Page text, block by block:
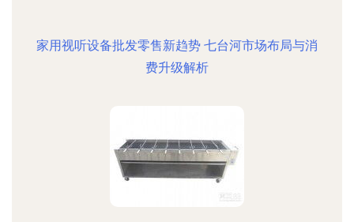
家用视听设备批发零售新趋势 七台河市场布局与消
费升级解析